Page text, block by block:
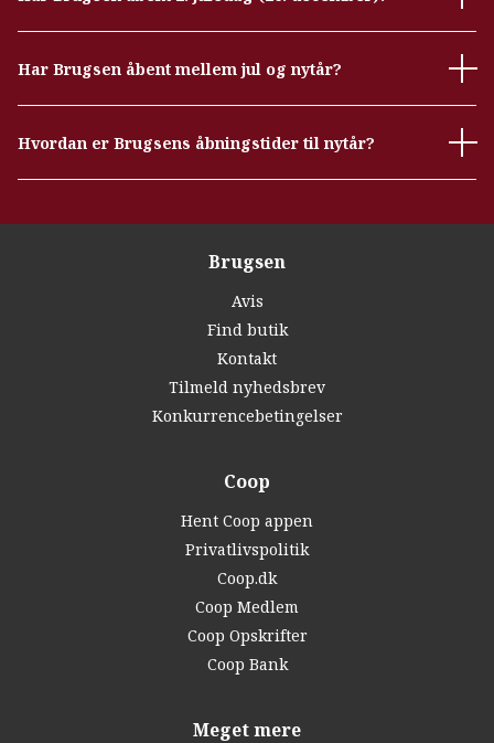
Har Brugsen åbent mellem jul og nytår?
Hvordan er Brugsens åbningstider til nytår?
Brugsen
Avis
Find butik
Kontakt
Tilmeld nyhedsbrev
Konkurrencebetingelser
Coop
Hent Coop appen
Privatlivspolitik
Coop.dk
Coop Medlem
Coop Opskrifter
Coop Bank
Meget mere